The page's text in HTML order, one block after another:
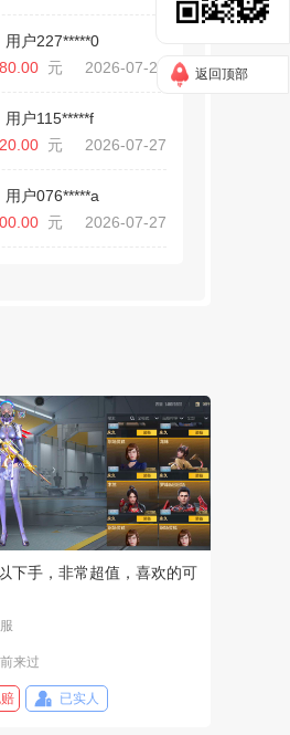
用户227*****0
元 2026-07-27
用户115*****f
元 2026-07-27
用户076*****a
元 2026-07-27
用户408*****2
元 2026-07-21
游】用户390*****2
元 2026-07-17
pc版）】用户046*****c
】用户582*****2
元 2026-07-15
返回顶部
下手，非常超值，喜欢的可
来过
已实人